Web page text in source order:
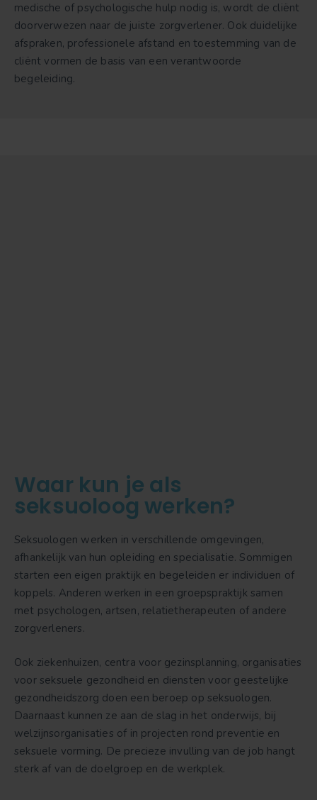
medische of psychologische hulp nodig is, wordt de cliënt
doorverwezen naar de juiste zorgverlener. Ook duidelijke
afspraken, professionele afstand en toestemming van de
cliënt vormen de basis van een verantwoorde
begeleiding.
Waar kun je als
seksuoloog werken?
Seksuologen werken in verschillende omgevingen,
afhankelijk van hun opleiding en specialisatie. Sommigen
starten een eigen praktijk en begeleiden er individuen of
koppels. Anderen werken in een groepspraktijk samen
met psychologen, artsen, relatietherapeuten of andere
zorgverleners.
Ook ziekenhuizen, centra voor gezinsplanning, organisaties
voor seksuele gezondheid en diensten voor geestelijke
gezondheidszorg doen een beroep op seksuologen.
Daarnaast kunnen ze aan de slag in het onderwijs, bij
welzijnsorganisaties of in projecten rond preventie en
seksuele vorming. De precieze invulling van de job hangt
sterk af van de doelgroep en de werkplek.